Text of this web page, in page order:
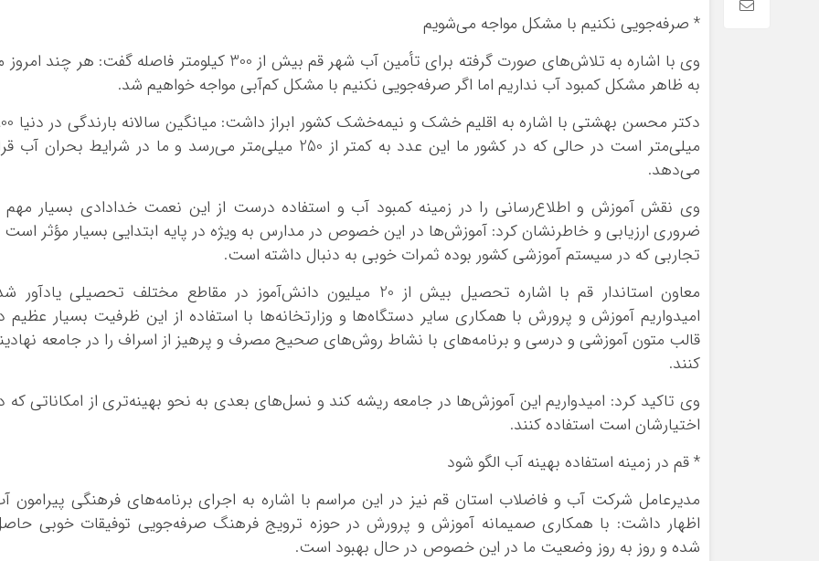
* صرفه‌جویی نکنیم با مشکل مواجه می‌شویم
وی با اشاره به تلاش‌های صورت گرفته برای تأمین آب شهر قم بیش از 300 کیلومتر فاصله گفت: هر چند
به ظاهر مشکل کمبود آب نداریم اما اگر صرفه‌جویی نکنیم با مشکل کم‌آبی مواجه خواهیم شد.
دکتر محسن بهشتی با اشاره به اقلیم خشک و
میلی‌متر است در حالی که در کشور ما این عدد به کمتر از 250 میلی‌متر می‌رسد و ما در شرایط بحران آب
می‌دهد.
وی نقش آموزش و اطلاع‌رسانی را در زمینه کمبود آب و استفاده درست از این نعمت خدادادی بسیار مهم
ضروری ارزیابی و خاطرنشان کرد: آموزش‌ها در این خصوص در مدارس به ویژه در پایه ابتدایی بسیار مؤثر است
تجاربی که در سیستم آموزشی کشور بوده ثمرات خوبی به دنبال داشته است.
معاون استاندار قم با اشاره تحصیل بیش از 20 میلیون دانش‌آموز در مقاطع مختلف تحصیلی یادآور
امیدواریم آموزش و پرورش با همکاری سایر دستگاه‌ها و وزارتخانه‌ها با استفاده از این ظرفیت بسیار عظیم
قالب متون آموزشی و درسی و برنامه‌های با نشاط روش‌های صحیح مصرف و پرهیز از اسراف را در جامعه
کنند.
وی تاکید کرد: امیدواریم این آموزش‌ها در جامعه ریشه کند و نسل‌های بعدی به نحو بهینه‌تری از امکاناتی که
اختیارشان است استفاده کنند.
* قم در زمینه استفاده بهینه آب الگو شود
مدیرعامل شرکت آب و فاضلاب استان قم نیز در این مراسم با اشاره به اجرای برنامه‌های فرهنگی پیرامون
اظهار داشت: با همکاری صمیمانه آموزش و پرورش در حوزه ترویج فرهنگ صرفه‌جویی توفیقات خوبی
شده و روز به روز وضعیت ما در این خصوص در حال بهبود است.